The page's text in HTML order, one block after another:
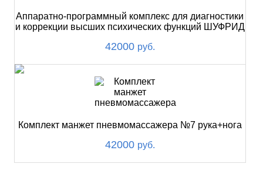
Аппаратно-программный комплекс для диагностики
и коррекции высших психических функций ШУФРИД
42000 руб.
Комплект манжет пневмомассажера №7 рука+нога
42000 руб.